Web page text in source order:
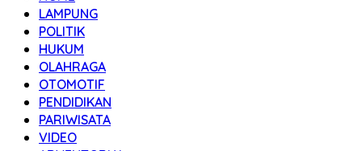
LAMPUNG
POLITIK
HUKUM
OLAHRAGA
OTOMOTIF
PENDIDIKAN
PARIWISATA
VIDEO